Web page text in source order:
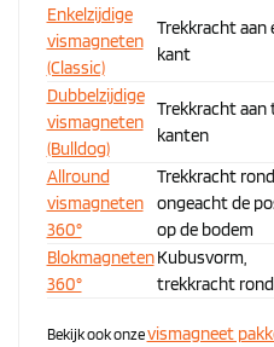
Enkelzijdige
vismagneten
(Classic)
Trekkracht aan
kant
Dubbelzijdige
vismagneten
(Bulldog)
Trekkracht aan
kanten
Allround
vismagneten
360°
Trekkracht
ongeacht de
op de bodem
Blokmagneten
360°
Kubusvorm,
trekkracht
Bekijk ook onzevismagneet